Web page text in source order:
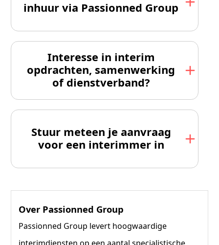
inhuur via Passionned Group
Interesse in interim
opdrachten, samenwerking
of dienstverband?
Stuur meteen je aanvraag
voor een interimmer in
Over Passionned Group
Passionned Group levert hoogwaardige